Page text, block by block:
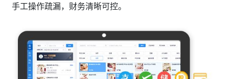
手工操作疏漏，财务清晰可控。